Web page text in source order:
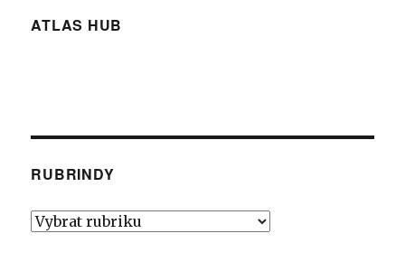
ATLAS HUB
RUBRINDY
Rubrindy